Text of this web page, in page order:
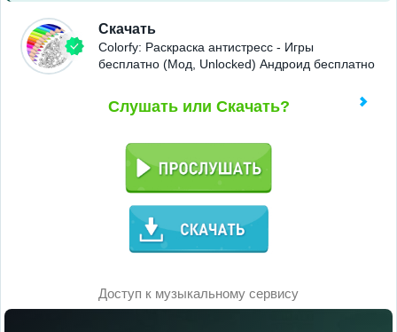
Скачать
Colorfy: Раскраска антистресс - Игры
бесплатно (Мод, Unlocked) Андроид бесплатно
Слушать или Скачать?
Доступ к музыкальному сервису